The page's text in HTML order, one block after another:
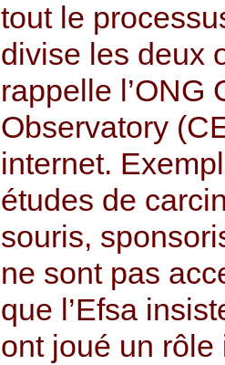
tout le
divise les deux
rappelle l’ONG
Observatory
internet.
études de
souris,
ne sont pas
que l’Efsa
ont joué un